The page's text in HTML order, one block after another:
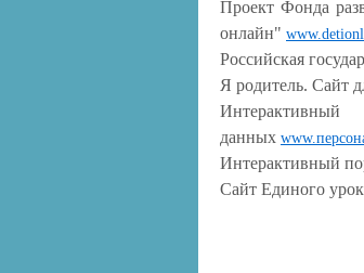
Проект Фонда
онлайн"
Российская
Я родитель. Сайт
данных
Интерактивный
Сайт Единого